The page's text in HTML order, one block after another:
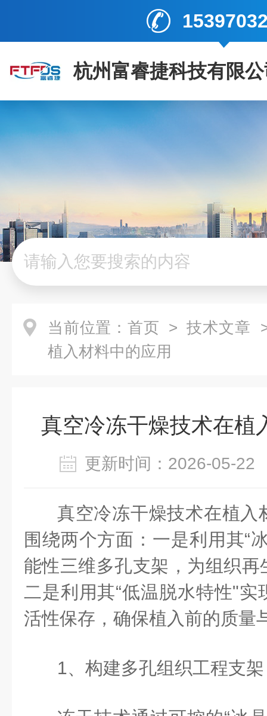
杭州富睿捷科技有限
当前位置： 首页 > 技术文章
植入材料中的应用
真空冷冻干燥技术在植
更新时间：2026-05-
真空冷冻干燥技术在植入
围绕两个方面：一是利用其“
能性三维多孔支架，为组织
二是利用其“低温脱水特性"实
活性保存，确保植入前的质量
1、构建多孔组织工程支架